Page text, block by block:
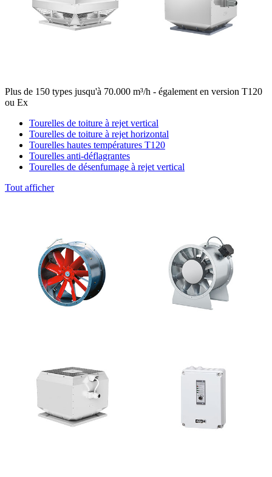
Plus de 150 types jusqu'à 70.000 m³/h - également en version T120
ou Ex
Tourelles de toiture à rejet vertical
Tourelles de toiture à rejet horizontal
Tourelles hautes températures T120
Tourelles anti-déflagrantes
Tourelles de désenfumage à rejet vertical
Tout afficher